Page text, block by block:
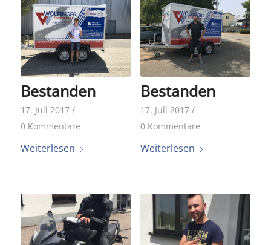
Bestanden
17. Juli 2017 /
0 Kommentare
Weiterlesen
Bestanden
17. Juli 2017 /
0 Kommentare
Weiterlesen